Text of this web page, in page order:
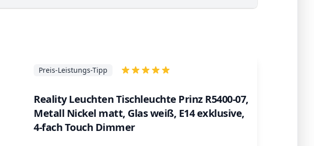
Reality Leuchten Tischleuchte Prinz R5400-07,
Metall Nickel matt, Glas weiß, E14 exklusive,
4-fach Touch Dimmer
Preis-Leistungs-Tipp